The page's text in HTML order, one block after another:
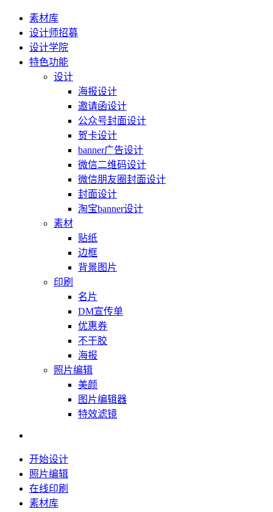
素材库
设计师招募
设计学院
特色功能
设计
海报设计
邀请函设计
公众号封面设计
贺卡设计
banner广告设计
微信二维码设计
微信朋友圈封面设计
封面设计
淘宝banner设计
素材
贴纸
边框
背景图片
印刷
名片
DM宣传单
优惠券
不干胶
海报
照片编辑
美颜
图片编辑器
特效滤镜
开始设计
照片编辑
在线印刷
素材库